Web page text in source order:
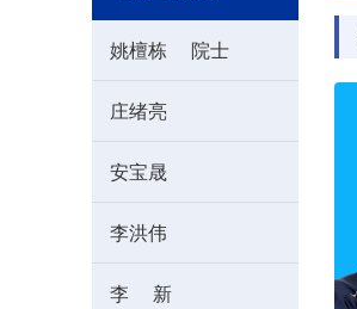
姚檀栋 院士
庄绪亮
安宝晟
李洪伟
李 新